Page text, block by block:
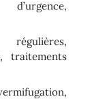
traitements